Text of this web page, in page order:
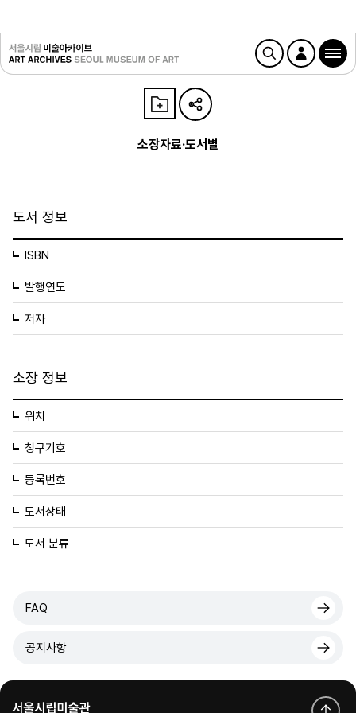
소장자료·도서별
도서 정보
ISBN
발행연도
저자
소장 정보
위치
청구기호
등록번호
도서상태
도서 분류
FAQ
공지사항